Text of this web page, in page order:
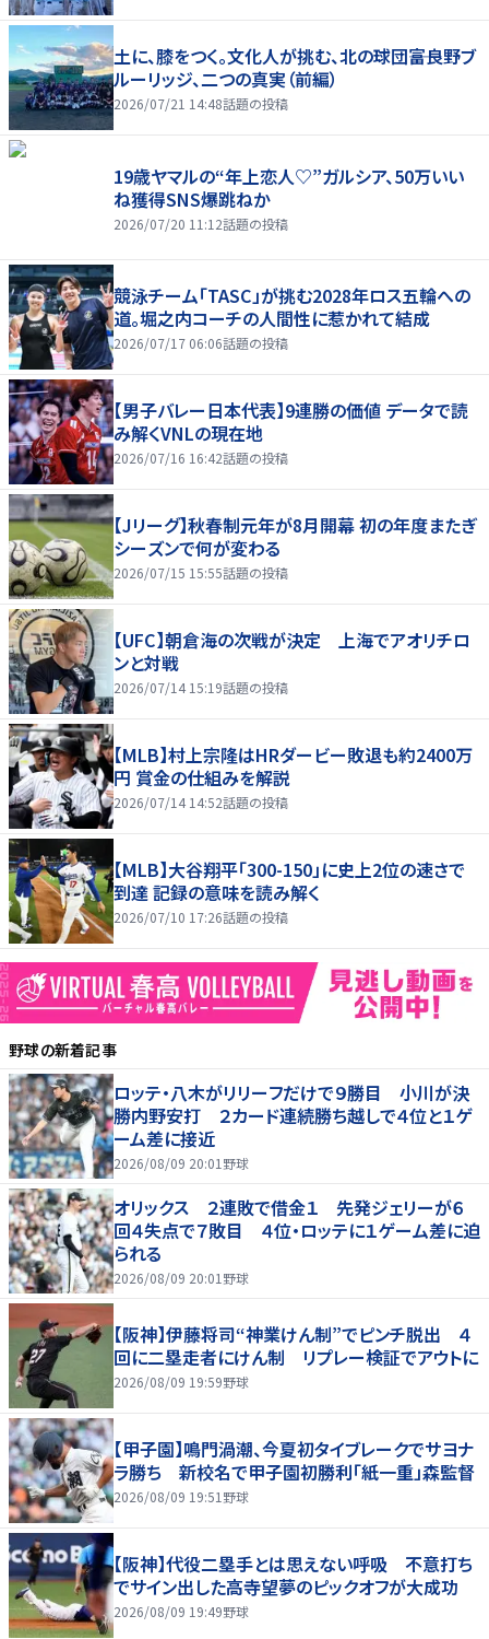
土に、膝をつく。文化人が挑む、北の球団――富良野ブ
ルーリッジ、二つの真実（前編）
2026/07/21 14:48話題の投稿
19歳ヤマルの“年上恋人♡”ガルシア、50万いい
ね獲得SNS爆跳ねか
2026/07/20 11:12話題の投稿
競泳チーム「TASC」が挑む2028年ロス五輪への
道。堀之内コーチの人間性に惹かれて結成
2026/07/17 06:06話題の投稿
【男子バレー日本代表】9連勝の価値 データで読
み解くVNLの現在地
2026/07/16 16:42話題の投稿
【Jリーグ】秋春制元年が8月開幕 初の年度またぎ
シーズンで何が変わる
2026/07/15 15:55話題の投稿
【UFC】朝倉海の次戦が決定 上海でアオリチロ
ンと対戦
2026/07/14 15:19話題の投稿
【MLB】村上宗隆はHRダービー敗退も約2400万
円 賞金の仕組みを解説
2026/07/14 14:52話題の投稿
【MLB】大谷翔平「300-150」に史上2位の速さで
到達 記録の意味を読み解く
2026/07/10 17:26話題の投稿
野球の新着記事
ロッテ・八木がリリーフだけで９勝目 小川が決
勝内野安打 ２カード連続勝ち越しで４位と１ゲ
ーム差に接近
2026/08/09 20:01 野球
オリックス ２連敗で借金１ 先発ジェリーが６
回４失点で７敗目 ４位・ロッテに１ゲーム差に迫
られる
2026/08/09 20:01 野球
【阪神】伊藤将司“神業けん制”でピンチ脱出 ４
回に二塁走者にけん制 リプレー検証でアウトに
2026/08/09 19:59野球
【甲子園】鳴門渦潮、今夏初タイブレークでサヨナ
ラ勝ち 新校名で甲子園初勝利「紙一重」森監督
2026/08/09 19:51 野球
【阪神】代役二塁手とは思えない呼吸 不意打ち
でサイン出した高寺望夢のピックオフが大成功
2026/08/09 19:49野球